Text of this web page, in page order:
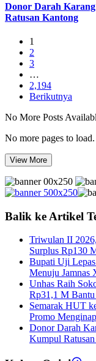
Donor Darah
Ratusan Kantong
1
2
3
…
2,194
Berikutnya
No More Posts
No more pages to load.
View More
Balik ke Artikel
Triwulan II
Surplus Rp130
Bupati Uji
Menuju Jamnas
Unhas Raih
Rp31,1 M
Semarak HUT
Promo
Donor Darah
Kumpul